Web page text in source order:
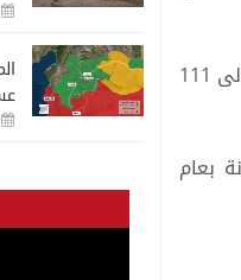
وكان أفراد جيل زد الفئة العمرية الأكثر تفاعلاً مع "يوتيوب" خلال العام الماضي، بمعدّل مشاهدة يصل إلى 111
حيث ارتفعت نسبة مشاهدتهم 15% مقارنة بعام